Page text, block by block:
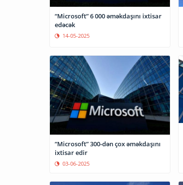
“Microsoft” 6 000 əməkdaşını ixtisar
edəcək
14-05-2025
“Microsoft” 300-dən çox əməkdaşını
ixtisar edir
03-06-2025